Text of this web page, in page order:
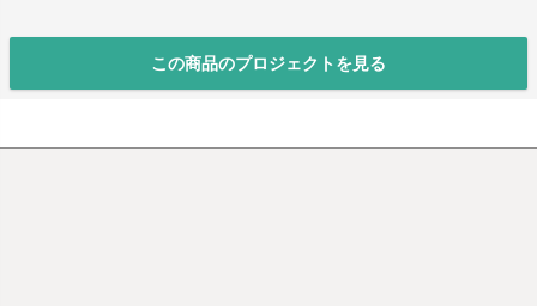
この商品のプロジェクトを見る